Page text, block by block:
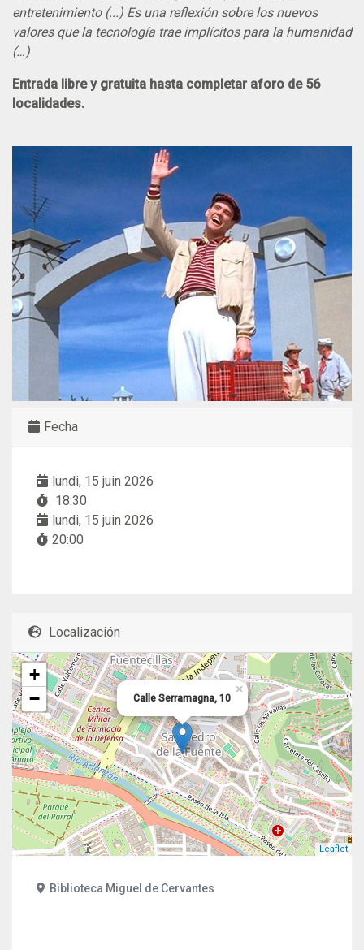
entretenimiento (...) Es una reflexión sobre los nuevos
valores que la tecnología trae implícitos para la humanidad
(…)
Entrada libre y gratuita hasta completar aforo de 56
localidades.
Fecha
lundi, 15 juin 2026
18:30
lundi, 15 juin 2026
20:00
Localización
Calle Serramagna, 10
×
+
−
Leaflet
Biblioteca Miguel de Cervantes